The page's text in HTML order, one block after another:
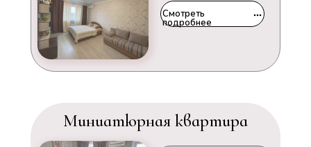
Смотреть
подробнее
Миниатюрная квартира